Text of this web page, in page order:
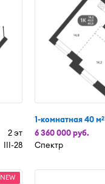
2 эт
III-28
1-комнатная 40 м2
6 360 000 руб.
Спектр
NEW